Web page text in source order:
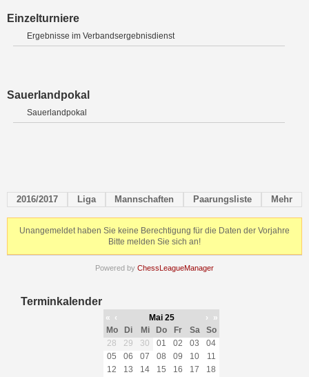
Einzelturniere
Ergebnisse im Verbandsergebnisdienst
Sauerlandpokal
Sauerlandpokal
2016/2017 Liga Mannschaften Paarungsliste Mehr
Unangemeldet haben Sie keine Berechtigung für die Daten der Vorjahre
Bitte melden Sie sich an!
Powered by ChessLeagueManager
Terminkalender
« ‹ Mai 25 ›
»
Mo
Di Mi Do Fr Sa
So
28
29 30 01 02 03
04
05
06 07 08 09 10
11
12
13 14 15 16 17
18